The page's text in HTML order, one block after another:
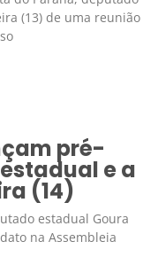
(13) de uma reunião
pré-
e a
(14)
estadual Goura
na Assembleia